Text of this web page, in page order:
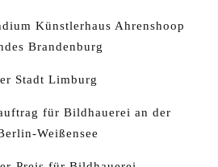
Künstlerhaus Ahrenshoop
Brandenburg
Stadt Limburg
für Bildhauerei an der
Weißensee